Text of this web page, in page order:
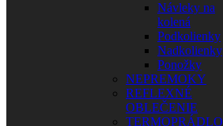
Návleky na
kolená
Podkolienky
Nadkolienky
Ponožky
NEPREMOKY
REFLEXNÉ
OBLEČENIE
TERMOPRÁDLO